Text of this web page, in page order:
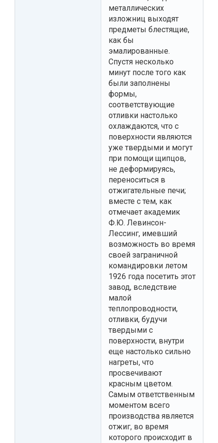
металлических
изложниц выходят
предметы блестящие,
как бы
эмалированные.
Спустя несколько
минут после того как
были заполнены
формы,
соответствующие
отливки настолько
охлаждаются, что с
поверхности являются
уже твердыми и могут
при помощи щипцов,
не деформируясь,
переноситься в
отжигательные печи;
вместе с тем, как
отмечает академик
Ф.Ю. Левинсон-
Лессинг, имевший
возможность во время
своей заграничной
командировки летом
1926 года посетить этот
завод, вследствие
малой
теплопроводности,
отливки, будучи
твердыми с
поверхности, внутри
еще настолько сильно
нагреты, что
просвечивают
красным цветом.
Самым ответственным
моментом всего
производства является
отжиг, во время
которого происходит в